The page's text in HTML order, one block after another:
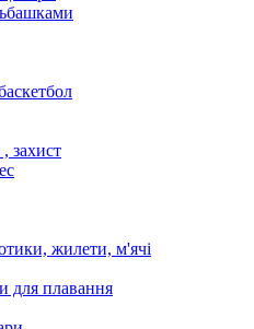
захист
жилети, м'ячі
для плавання